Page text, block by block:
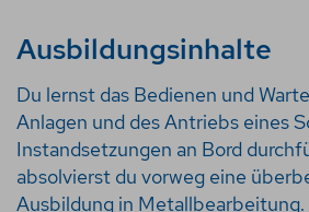
Ausbildungsinhalte
Du lernst das Bedienen und
Anlagen und des Antriebs eines
Instandsetzungen an Bord
absolvierst du vorweg eine
Ausbildung in Metallbearbeitung.